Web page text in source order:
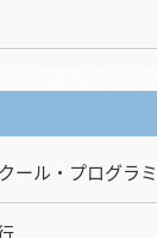
ール・プログラ